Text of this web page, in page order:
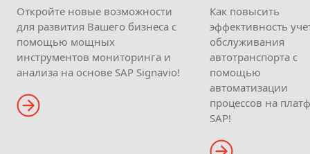
Откройте новые возможности
для развития Вашего бизнеса с
помощью мощных
инструментов мониторинга и
анализа на основе SAP Signavio!
Как повысить
эффективность
обслуживания
автотранспорта с
помощью
автоматизации
процессов на
SAP!